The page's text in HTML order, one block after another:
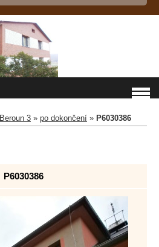
Beroun 3 » po dokončení » P6030386
P6030386